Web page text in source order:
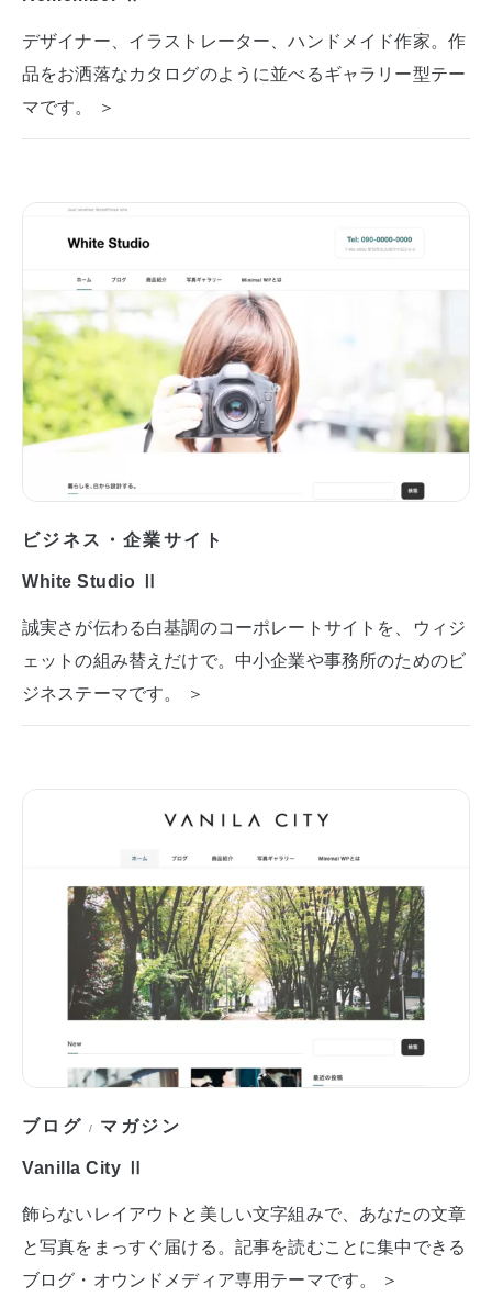
デザイナー、イラストレーター、ハンドメイド作家。作
品をお洒落なカタログのように並べるギャラリー型テー
マです。 ＞
ビジネス・企業サイト
White Studio Ⅱ
誠実さが伝わる白基調のコーポレートサイトを、ウィジ
ェットの組み替えだけで。中小企業や事務所のためのビ
ジネステーマです。 ＞
ブログ / マガジン
Vanilla City Ⅱ
飾らないレイアウトと美しい文字組みで、あなたの文章
と写真をまっすぐ届ける。記事を読むことに集中できる
ブログ・オウンドメディア専用テーマです。 ＞